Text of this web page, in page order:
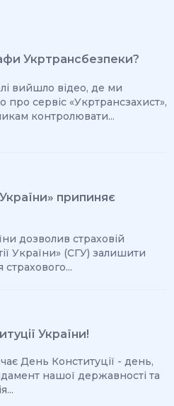
Укртрансбезпеки?
вийшло відео, де ми
сервіс «Укртрансзахист»,
контролювати...
припиняє
дозволив страховій
України» (СГУ) залишити
України!
День Конституції - день,
нашої державності та